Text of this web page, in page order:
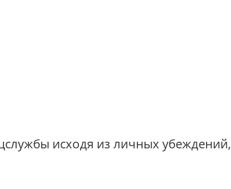
исходя из личных убеждений,